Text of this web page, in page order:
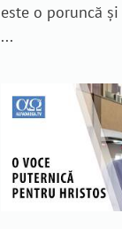
este o poruncă
...